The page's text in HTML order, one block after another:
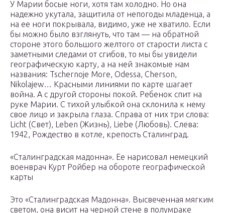
У Марии босые ноги, хотя там холодно. Но она
надежно укутала, защитила от непогоды младенца, а
на ее ноги покрывала, видимо, уже не хватило. Если
бы можно было взглянуть, что там — на обратной
стороне этого большого желтого от старости листа с
заметными следами от сгибов, то мы бы увидели
географическую карту, а на ней знакомые нам
названия: Tschernoje More, Odessa, Cherson,
Nikolajew… Красными линиями по карте шагает
война. А с другой стороны покой. Ребенок спит на
руке Марии. С тихой улыбкой она склонила к нему
свое лицо и закрыла глаза. Справа от них три слова:
Licht (Свет), Leben (Жизнь), Liebe (Любовь). Слева:
1942, Рождество в котле, крепость Сталинград.
«Сталинградская мадонна». Ее нарисовал немецкий
военврач Курт Ройбер на обороте географической
карты
Это «Сталинградская Мадонна». Высвеченная мягким
светом, она висит на черной стене в полумраке